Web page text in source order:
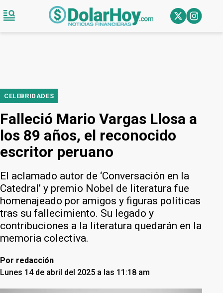
CELEBRIDADES
Falleció Mario Vargas Llosa a
los 89 años, el reconocido
escritor peruano
El aclamado autor de ‘Conversación en la
Catedral’ y premio Nobel de literatura fue
homenajeado por amigos y figuras políticas
tras su fallecimiento. Su legado y
contribuciones a la literatura quedarán en la
memoria colectiva.
Por redacción
Lunes 14 de abril del 2025 a las 11:18 am